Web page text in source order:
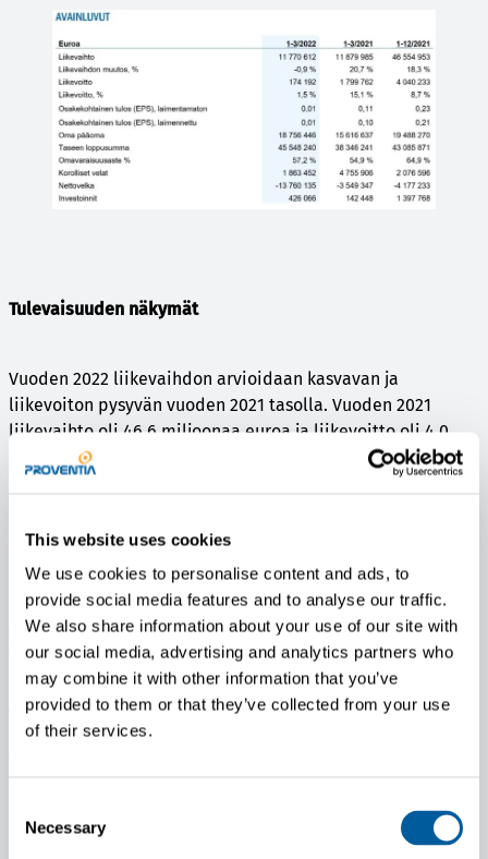
This website uses cookies
We use cookies to personalise content and ads, to
provide social media features and to analyse our traffic.
We also share information about your use of our site with
our social media, advertising and analytics partners who
may combine it with other information that you’ve
provided to them or that they’ve collected from your use
of their services.
Selection
Necessary
Tulevaisuuden näkymät
Vuoden 2022 liikevaihdon arvioidaan kasvavan ja
liikevoiton pysyvän vuoden 2021 tasolla. Vuoden 2021
liikevaihto oli 46,6 miljoonaa euroa ja liikevoitto oli 4,0
miljoonaa euroa. Ennustettavuus on kuitenkin edelleen
rajallinen ja vallitsevat markkinaolosuhteet ja epävakaa
Lisätietoja:
Jari Lotvonen
CEO, Proventia Group Oyj
puh. 0400 68 4072
jari.lotvonen(at)proventia.com
Proventia Group
on kansainvälisesti toimiva suomalainen
teknologiayhtiö, joka tarjoaa ratkaisuja ja palveluja